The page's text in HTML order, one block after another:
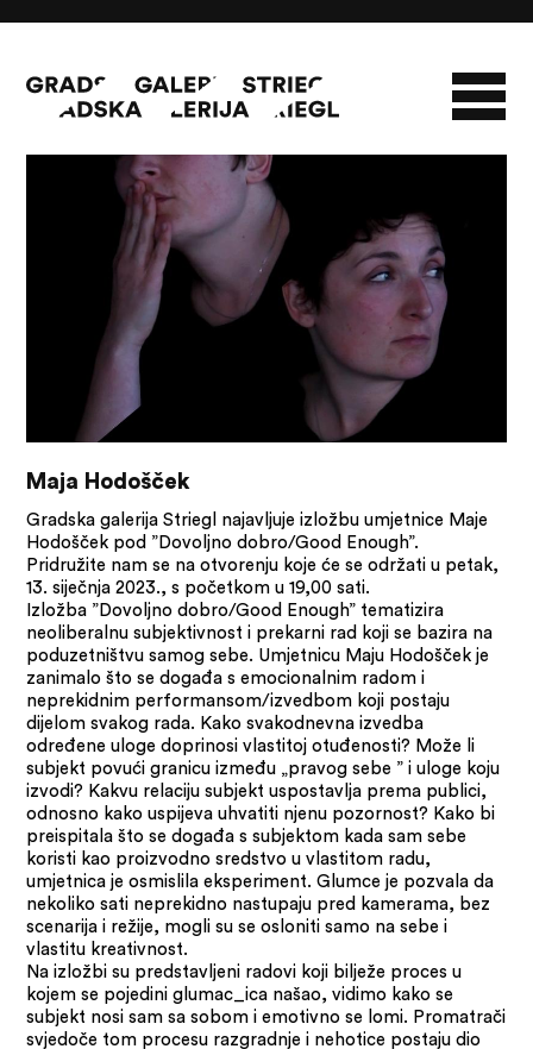
NOVOSTI
O GALERIJI
INFO
SLAVO STRIEGL
ZBIRKA STRIEGL LIKOVNA ZBIRKA
PUBLIKACIJE
DOKUMENTI
Maja Hodošček
Gradska galerija Striegl najavljuje izložbu umjetnice Maje
Hodošček pod ”Dovoljno dobro/Good Enough”.
Pridružite nam se na otvorenju koje će se održati u petak,
13. siječnja 2023., s početkom u 19,00 sati.
Izložba ”Dovoljno dobro/Good Enough” tematizira
neoliberalnu subjektivnost i prekarni rad koji se bazira na
poduzetništvu samog sebe. Umjetnicu Maju Hodošček je
zanimalo što se događa s emocionalnim radom i
neprekidnim performansom/izvedbom koji postaju
dijelom svakog rada. Kako svakodnevna izvedba
određene uloge doprinosi vlastitoj otuđenosti? Može li
subjekt povući granicu između „pravog sebe ” i uloge koju
izvodi? Kakvu relaciju subjekt uspostavlja prema publici,
odnosno kako uspijeva uhvatiti njenu pozornost? Kako bi
preispitala što se događa s subjektom kada sam sebe
koristi kao proizvodno sredstvo u vlastitom radu,
umjetnica je osmislila eksperiment. Glumce je pozvala da
nekoliko sati neprekidno nastupaju pred kamerama, bez
scenarija i režije, mogli su se osloniti samo na sebe i
vlastitu kreativnost.
Na izložbi su predstavljeni radovi koji bilježe proces u
kojem se pojedini glumac_ica našao, vidimo kako se
subjekt nosi sam sa sobom i emotivno se lomi. Promatrači
svjedoče tom procesu razgradnje i nehotice postaju dio